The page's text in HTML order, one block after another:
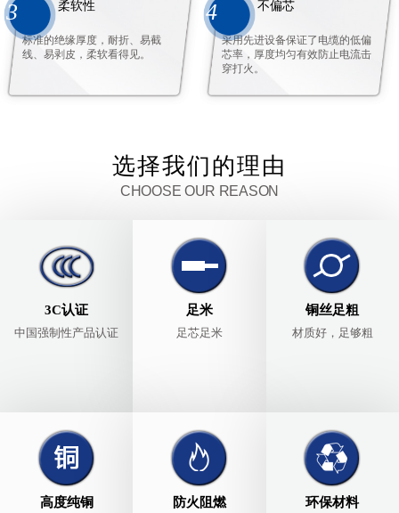
3 柔软性
标准的绝缘厚度，耐折、易截
线、易剥皮，柔软看得见。
4 不偏芯
采用先进设备保证了电缆的低偏
芯率，厚度均匀有效防止电流击
穿打火。
选择我们的理由
CHOOSE OUR REASON
3C认证
中国强制性产品认证
足米
足芯足米
铜丝足粗
材质好，足够粗
高度纯铜 防火阻燃 环保材料